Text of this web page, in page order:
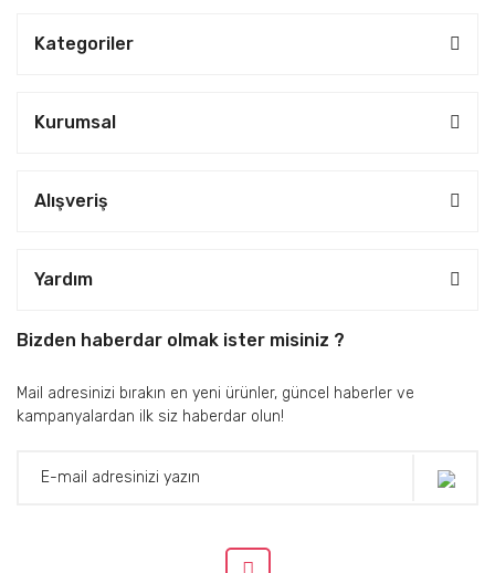
Kategoriler
Kurumsal
Alışveriş
Yardım
Bizden haberdar olmak ister misiniz ?
Mail adresinizi bırakın en yeni ürünler, güncel haberler ve
kampanyalardan ilk siz haberdar olun!